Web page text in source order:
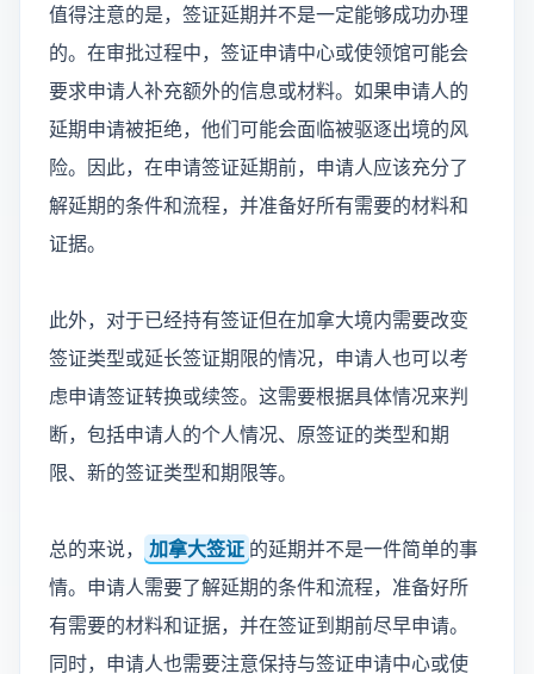
值得注意的是，签证延期并不是一定能够成功办理
的。在审批过程中，签证申请中心或使领馆可能会
要求申请人补充额外的信息或材料。如果申请人的
延期申请被拒绝，他们可能会面临被驱逐出境的风
险。因此，在申请签证延期前，申请人应该充分了
解延期的条件和流程，并准备好所有需要的材料和
证据。
此外，对于已经持有签证但在加拿大境内需要改变
签证类型或延长签证期限的情况，申请人也可以考
虑申请签证转换或续签。这需要根据具体情况来判
断，包括申请人的个人情况、原签证的类型和期
限、新的签证类型和期限等。
总的来说， 加拿大签证 的延期并不是一件简单的事
情。申请人需要了解延期的条件和流程，准备好所
有需要的材料和证据，并在签证到期前尽早申请。
同时，申请人也需要注意保持与签证申请中心或使